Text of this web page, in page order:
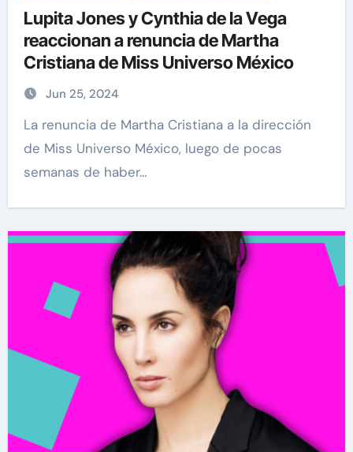
Lupita Jones y Cynthia de la Vega
reaccionan a renuncia de Martha
Cristiana de Miss Universo México
Jun 25, 2024
La renuncia de Martha Cristiana a la dirección
de Miss Universo México, luego de pocas
semanas de haber…